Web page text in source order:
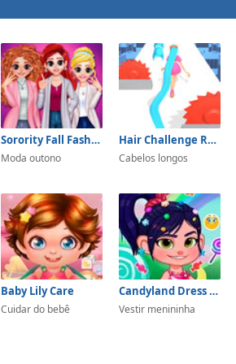
Sorority Fall Fashion
Moda outono
Hair Challenge Rush
Cabelos longos
Baby Lily Care
Cuidar do bebê
Candyland Dress Up
Vestir menininha